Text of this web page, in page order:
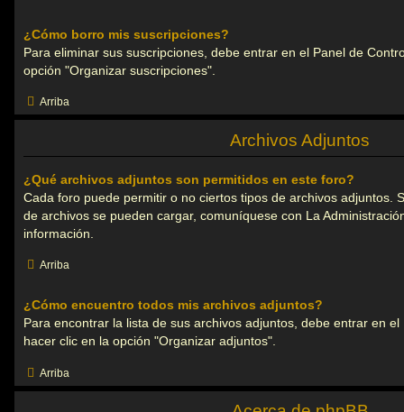
¿Cómo borro mis suscripciones?
Para eliminar sus suscripciones, debe entrar en el Panel de
opción "Organizar suscripciones".
Arriba
Archivos Adjuntos
¿Qué archivos adjuntos son permitidos en este foro?
Cada foro puede permitir o no ciertos tipos de archivos adjuntos.
de archivos se pueden cargar, comuníquese con La
información.
Arriba
¿Cómo encuentro todos mis archivos adjuntos?
Para encontrar la lista de sus archivos adjuntos, debe entrar en
hacer clic en la opción "Organizar adjuntos".
Arriba